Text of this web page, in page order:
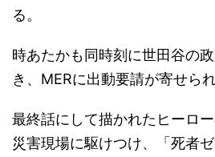
る。
時あたかも同時刻に世田谷の
き、MERに出動要請が寄せられ
最終話にして描かれたヒーロ
災害現場に駆けつけ、「死者